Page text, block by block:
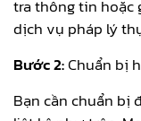
tra thông tin hoặc
dịch vụ pháp lý
Bước 2:Chuẩn bị
Bạn cần chuẩn bị